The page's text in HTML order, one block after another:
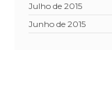
julho de 2015
junho de 2015